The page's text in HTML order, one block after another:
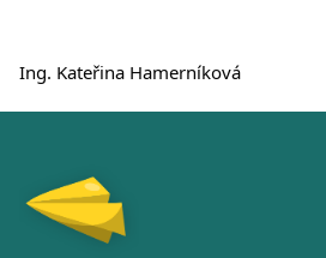
Ing. Kateřina Hamerníková